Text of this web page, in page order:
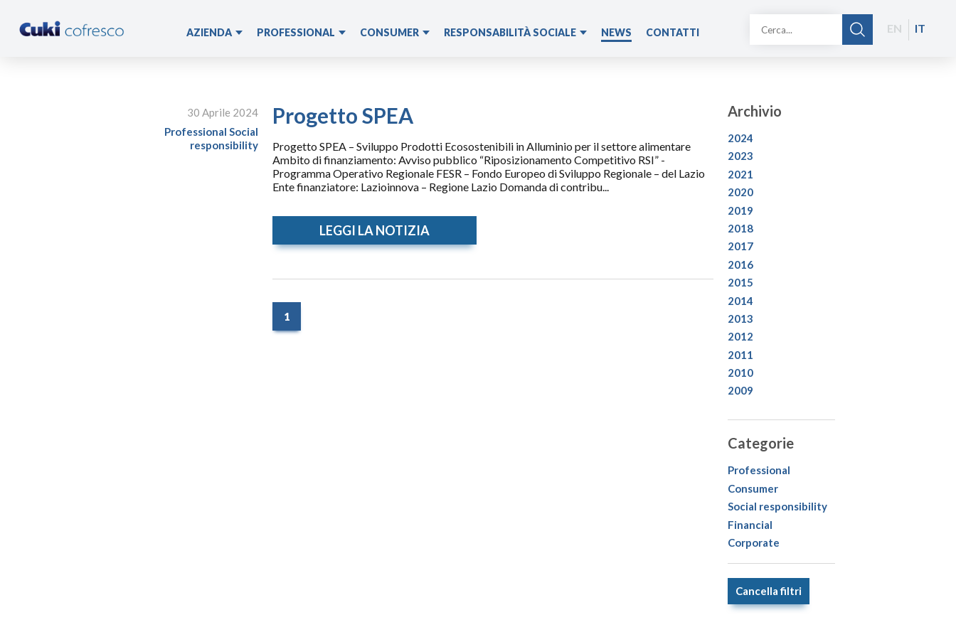
AZIENDA
Stabilimenti
PROFESSIONAL CONSUMER RESPONSABILITÀ SOCIALE
Programmi di
Educazione
NEWS CONTATTI EN IT
30 Aprile 2024
Professional Social
responsibility
Progetto SPEA
Progetto SPEA – Sviluppo Prodotti Ecosostenibili in Alluminio per il settore alimentare
Ambito di finanziamento: Avviso pubblico “Riposizionamento Competitivo RSI” -
Programma Operativo Regionale FESR – Fondo Europeo di Sviluppo Regionale – del Lazio
Ente finanziatore: Lazioinnova – Regione Lazio Domanda di contribu...
LEGGI LA NOTIZIA
1
Archivio
2024
2023
2021
2020
2019
2018
2017
2016
2015
2014
2013
2012
2011
2010
2009
Categorie
Professional
Consumer
Social responsibility
Financial
Corporate
Cancella filtri